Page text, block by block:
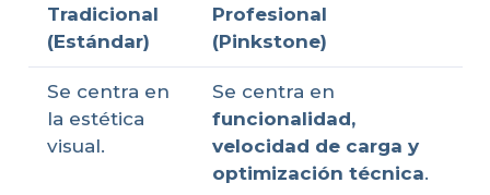
Tradicional
(Estándar)
Profesional
(Pinkstone)
Se centra en
la estética
visual.
Se centra en
funcionalidad,
velocidad de carga y
optimización técnica.